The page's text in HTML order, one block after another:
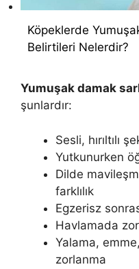
Köpeklerde
Belirtileri Nelerdir?
Yumuşak damak
şunlardır:
Sesli, hırıltılı
Yutkunurken
Dilde
farklılık
Egzerisz
Havlamada
Yalama,
zorlanma